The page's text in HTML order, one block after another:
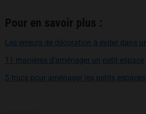
Pour en savoir plus :
Les erreurs de décoration à éviter dans
11 manières d’aménager un petit espace
5 trucs pour aménager les petits espaces